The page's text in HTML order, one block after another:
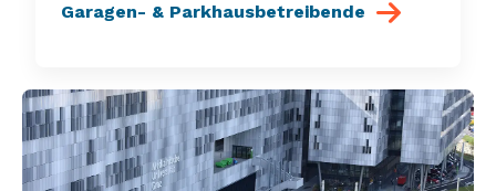
Garagen- & Parkhausbetreibende